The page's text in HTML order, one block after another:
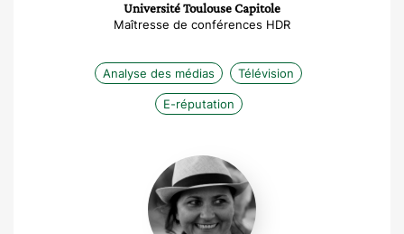
Université Toulouse Capitole
Maîtresse de conférences HDR
Analyse des médias Télévision
E-réputation
Stefanie
Fiori